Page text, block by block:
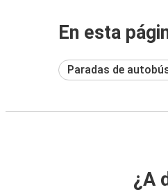
En esta
Paradas de
¿A